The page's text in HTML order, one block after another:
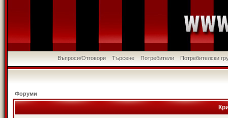
Въпроси/Отговори Търсене Потребители Потребителски
Форуми